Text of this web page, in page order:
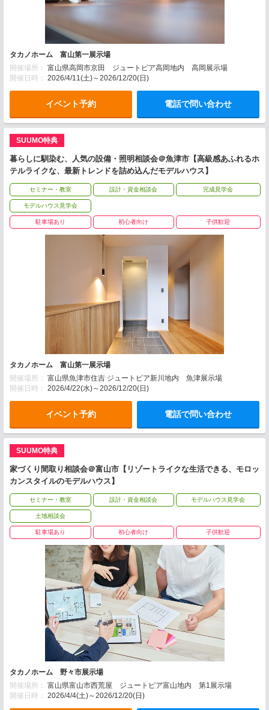
タカノホーム 富山第一展示場
開催場所： 富山県高岡市京田 ジュートピア高岡地内 高岡展示場
開催日時： 2026/4/11(土)～2026/12/20(日)
イベント予約 電話で問い合わせ
SUUMO特典
暮らしに馴染む、人気の設備・照明相談会＠魚津市【高級感あふれるホ
テルライクな、最新トレンドを詰め込んだモデルハウス】
セミナー・教室 設計・資金相談会 完成見学会
モデルハウス見学会
駐車場あり 初心者向け 子供歓迎
タカノホーム 富山第一展示場
開催場所： 富山県魚津市住吉 ジュートピア新川地内 魚津展示場
開催日時： 2026/4/22(水)～2026/12/20(日)
イベント予約 電話で問い合わせ
SUUMO特典
家づくり間取り相談会＠富山市【リゾートライクな生活できる、モロッ
カンスタイルのモデルハウス】
セミナー・教室 設計・資金相談会 モデルハウス見学会
土地相談会
駐車場あり 初心者向け 子供歓迎
タカノホーム 野々市展示場
開催場所： 富山県富山市西荒屋 ジュートピア富山地内 第1展示場
開催日時： 2026/4/4(土)～2026/12/20(日)